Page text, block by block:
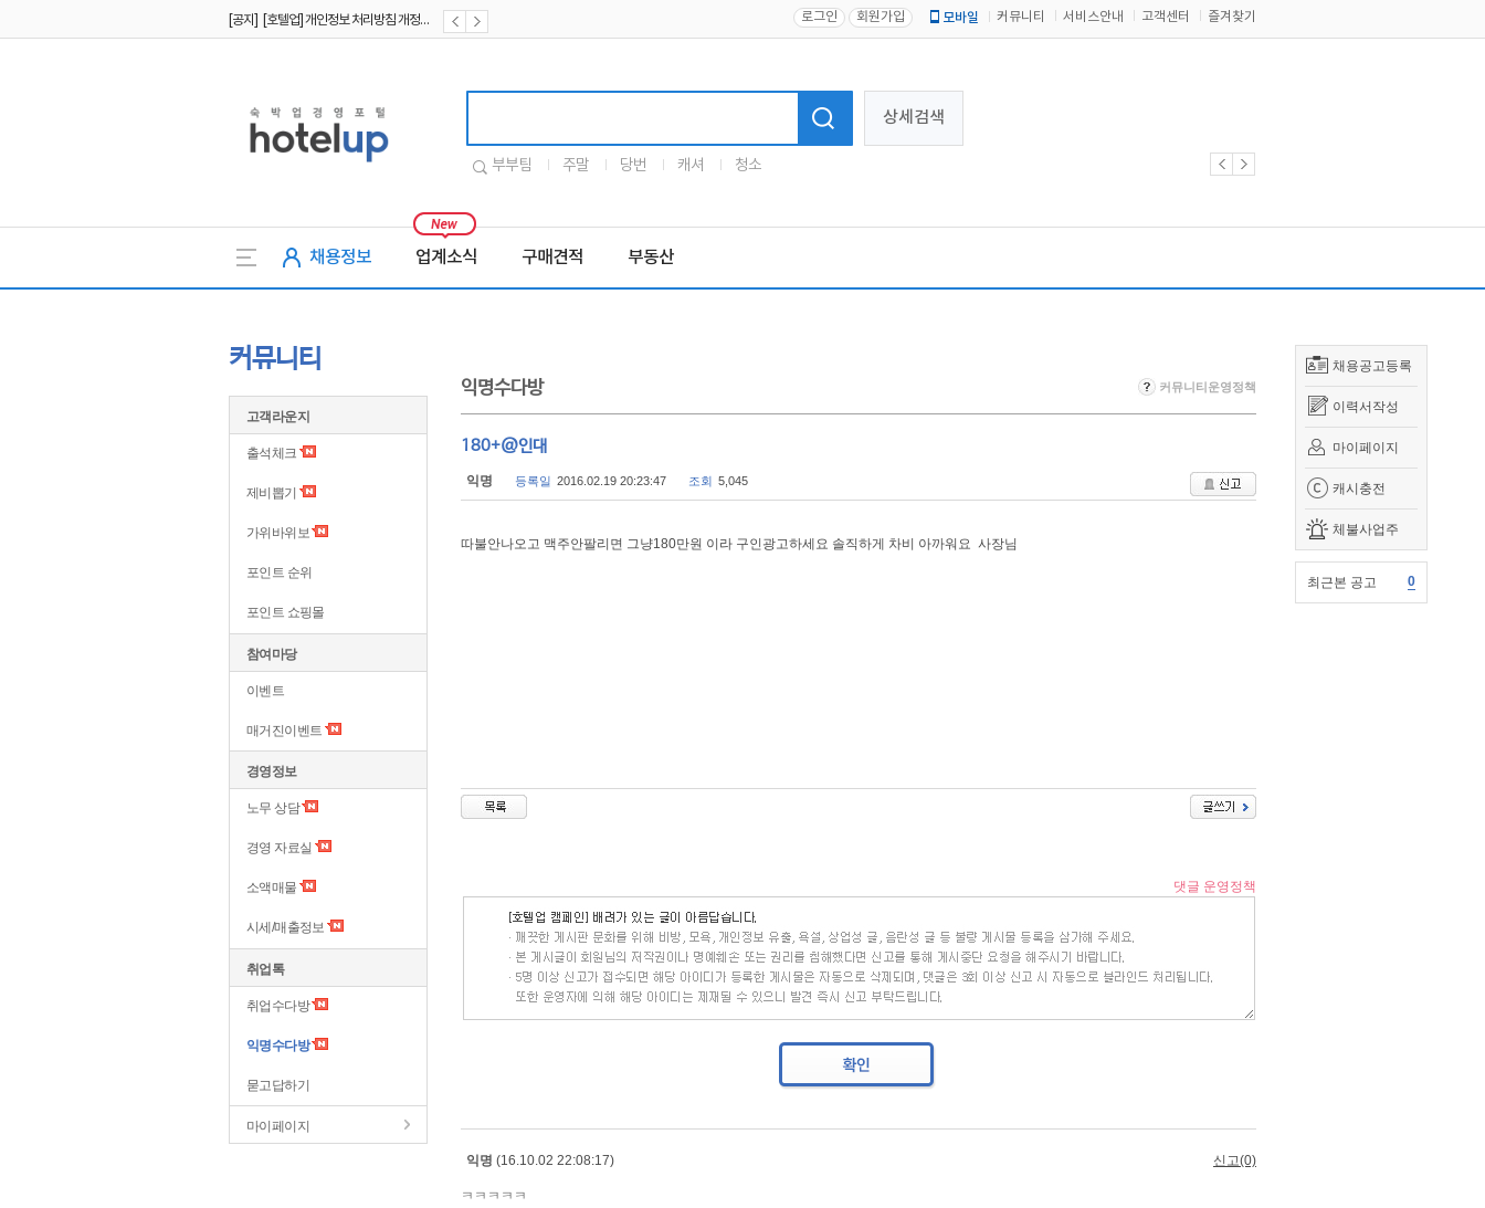
로그인 회원가입 모바일 커뮤니티 서비스안내 고객센터 즐겨찾기
상세검색
부부팀 주말 당번 캐셔 청소
채용정보 업계소식 구매견적 부동산
채용공고등록
이력서작성
마이페이지
캐시충전
체불사업주
최근본 공고 0
커뮤니티
고객라운지
출석체크
제비뽑기
가위바위보
포인트 순위
포인트 쇼핑몰
참여마당
이벤트
매거진이벤트
경영정보
노무 상담
경영 자료실
소액매물
시세/매출정보
취업톡
취업수다방
익명수다방
묻고답하기
마이페이지
익명수다방 커뮤니티운영정책
180+@인대
익명 등록일 2016.02.19 20:23:47 조회 5,045
따불안나오고 맥주안팔리면 그냥180만원 이라 구인광고하세요 솔직하게 차비 아까워요 사장님